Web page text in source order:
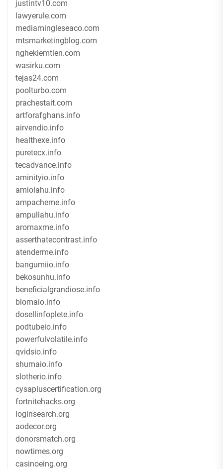
justintv10.com
lawyerule.com
mediamingleseaco.com
mtsmarketingblog.com
nghekiemtien.com
wasirku.com
tejas24.com
poolturbo.com
prachestait.com
artforafghans.info
airvendio.info
healthexe.info
puretecx.info
tecadvance.info
aminityio.info
amiolahu.info
ampacheme.info
ampullahu.info
aromaxme.info
asserthatecontrast.info
atenderme.info
bangumiio.info
bekosunhu.info
beneficialgrandiose.info
blomaio.info
dosellinfoplete.info
podtubeio.info
powerfulvolatile.info
qvidsio.info
shumaio.info
slotherio.info
cysapluscertification.org
fortnitehacks.org
loginsearch.org
aodecor.org
donorsmatch.org
nowtimes.org
casinoeing.org